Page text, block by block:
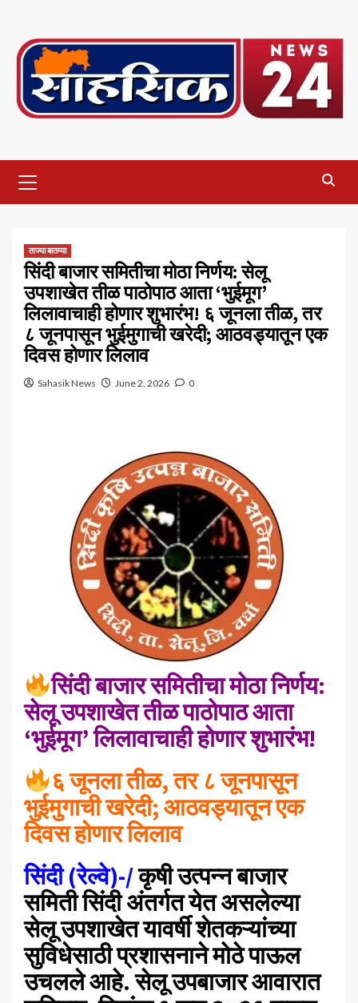
content
Menu
ताज्या बातम्या
​सिंदी बाजार समितीचा मोठा निर्णय: सेलू
उपशाखेत तीळ पाठोपाठ आता ‘भुईमूग’
लिलावाचाही होणार शुभारंभ! ​६ जूनला तीळ, तर
८ जूनपासून भुईमुगाची खरेदी; आठवड्यातून एक
दिवस होणार लिलाव
Sahasik News June 2, 2026 0
सिंदी बाजार समितीचा मोठा निर्णय:
सेलू उपशाखेत तीळ पाठोपाठ आता
‘भुईमूग’ लिलावाचाही होणार शुभारंभ!
६ जूनला तीळ, तर ८ जूनपासून
भुईमुगाची खरेदी; आठवड्यातून एक
दिवस होणार लिलाव
​सिंदी (रेल्वे)-/कृषी उत्पन्न बाजार
समिती सिंदी अंतर्गत येत असलेल्या
सेलू उपशाखेत यावर्षी शेतकऱ्यांच्या
सुविधेसाठी प्रशासनाने मोठे पाऊल
उचलले आहे. सेलू उपबाजार आवारात